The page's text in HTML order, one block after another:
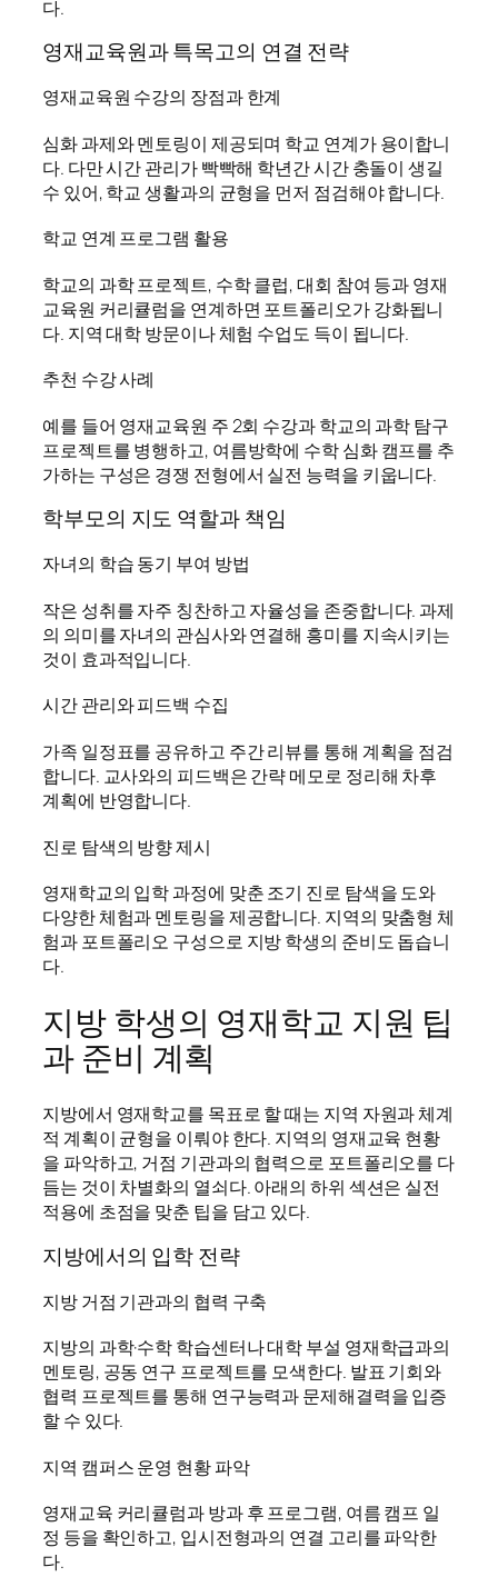
다.
영재교육원과 특목고의 연결 전략
영재교육원 수강의 장점과 한계
심화 과제와 멘토링이 제공되며 학교 연계가 용이합니
다. 다만 시간 관리가 빡빡해 학년간 시간 충돌이 생길
수 있어, 학교 생활과의 균형을 먼저 점검해야 합니다.
학교 연계 프로그램 활용
학교의 과학 프로젝트, 수학 클럽, 대회 참여 등과 영재
교육원 커리큘럼을 연계하면 포트폴리오가 강화됩니
다. 지역 대학 방문이나 체험 수업도 득이 됩니다.
추천 수강 사례
예를 들어 영재교육원 주 2회 수강과 학교의 과학 탐구
프로젝트를 병행하고, 여름방학에 수학 심화 캠프를 추
가하는 구성은 경쟁 전형에서 실전 능력을 키웁니다.
학부모의 지도 역할과 책임
자녀의 학습 동기 부여 방법
작은 성취를 자주 칭찬하고 자율성을 존중합니다. 과제
의 의미를 자녀의 관심사와 연결해 흥미를 지속시키는
것이 효과적입니다.
시간 관리와 피드백 수집
가족 일정표를 공유하고 주간 리뷰를 통해 계획을 점검
합니다. 교사와의 피드백은 간략 메모로 정리해 차후
계획에 반영합니다.
진로 탐색의 방향 제시
영재학교의 입학 과정에 맞춘 조기 진로 탐색을 도와
다양한 체험과 멘토링을 제공합니다. 지역의 맞춤형 체
험과 포트폴리오 구성으로 지방 학생의 준비도 돕습니
다.
지방 학생의 영재학교 지원 팁
과 준비 계획
지방에서 영재학교를 목표로 할 때는 지역 자원과 체계
적 계획이 균형을 이뤄야 한다. 지역의 영재교육 현황
을 파악하고, 거점 기관과의 협력으로 포트폴리오를 다
듬는 것이 차별화의 열쇠다. 아래의 하위 섹션은 실전
적용에 초점을 맞춘 팁을 담고 있다.
지방에서의 입학 전략
지방 거점 기관과의 협력 구축
지방의 과학·수학 학습센터나 대학 부설 영재학급과의
멘토링, 공동 연구 프로젝트를 모색한다. 발표 기회와
협력 프로젝트를 통해 연구능력과 문제해결력을 입증
할 수 있다.
지역 캠퍼스 운영 현황 파악
영재교육 커리큘럼과 방과 후 프로그램, 여름 캠프 일
정 등을 확인하고, 입시전형과의 연결 고리를 파악한
다.